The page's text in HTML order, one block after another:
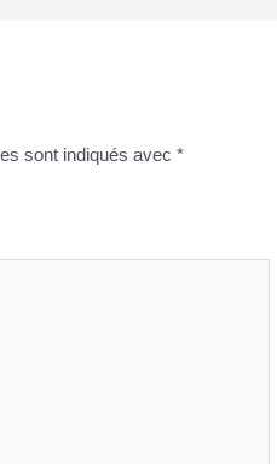
sont indiqués avec*